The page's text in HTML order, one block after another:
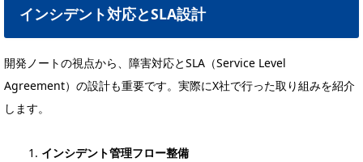
インシデント対応とSLA設計
開発ノートの視点から、障害対応とSLA（Service Level
Agreement）の設計も重要です。実際にX社で行った取り組みを紹介
します。
インシデント管理フロー整備